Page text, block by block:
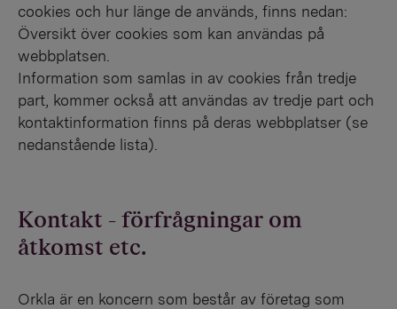
cookies och hur länge de används, finns nedan:
Översikt över cookies som kan användas på
webbplatsen.
Information som samlas in av cookies från tredje
part, kommer också att användas av tredje part och
kontaktinformation finns på deras webbplatser (se
nedanstående lista).
Kontakt - förfrågningar om
åtkomst etc.
Orkla är en koncern som består av företag som